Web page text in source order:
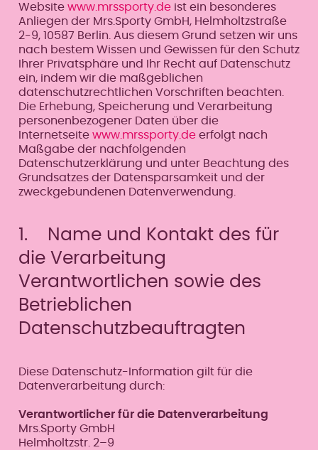
Website www.mrssporty.deist ein besonderes
Anliegen der Mrs.Sporty GmbH, Helmholtzstraße
2-9, 10587 Berlin. Aus diesem Grund setzen wir uns
nach bestem Wissen und Gewissen für den Schutz
Ihrer Privatsphäre und Ihr Recht auf Datenschutz
ein, indem wir die maßgeblichen
datenschutzrechtlichen Vorschriften beachten.
Die Erhebung, Speicherung und Verarbeitung
personenbezogener Daten über die
Internetseite www.mrssporty.deerfolgt nach
Maßgabe der nachfolgenden
Datenschutzerklärung und unter Beachtung des
Grundsatzes der Datensparsamkeit und der
zweckgebundenen Datenverwendung.
1. Name und Kontakt des für
die Verarbeitung
Verantwortlichen sowie des
Betrieblichen
Datenschutzbeauftragten
Diese Datenschutz-Information gilt für die
Datenverarbeitung durch:
Verantwortlicher für die Datenverarbeitung
Mrs.Sporty GmbH
Helmholtzstr. 2–9